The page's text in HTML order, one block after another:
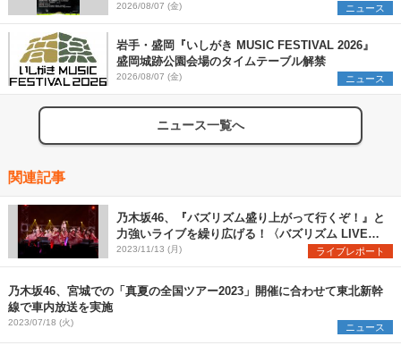
発表
2026/08/07 (金) ニュース
岩手・盛岡『いしがき MUSIC FESTIVAL 2026』
盛岡城跡公園会場のタイムテーブル解禁
2026/08/07 (金) ニュース
ニュース一覧へ
関連記事
乃木坂46、『バズリズム盛り上がって行くぞ！』と
力強いライブを繰り広げる！〈バズリズム LIVE
2023〉
2023/11/13 (月) ライブレポート
乃木坂46、宮城での「真夏の全国ツアー2023」開催に合わせて東北新幹
線で車内放送を実施
2023/07/18 (火) ニュース